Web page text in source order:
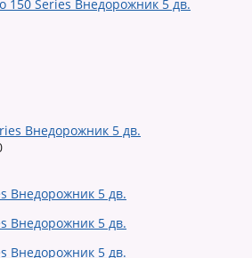
Внедорожник 5 дв.